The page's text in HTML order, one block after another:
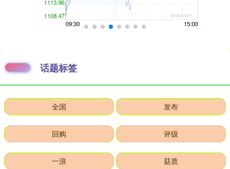
话题标签
全国 发布
回购 评级
一浪 菇质